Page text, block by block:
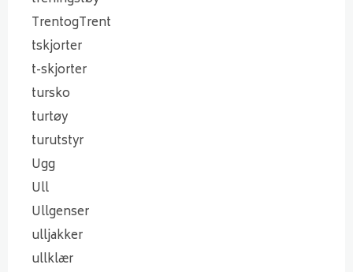
TrentogTrent
tskjorter
t-skjorter
tursko
turtøy
turutstyr
Ugg
Ull
Ullgenser
ulljakker
ullklær